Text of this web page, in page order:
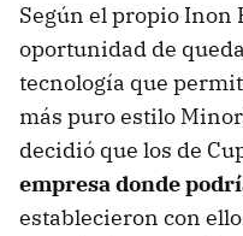
Según el propio Inon
oportunidad de
tecnología que
más puro estilo
decidió que los de
empresa donde
establecieron con